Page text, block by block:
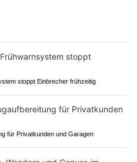
stoppt Einbrecher frühzeitig
für Privatkunden und Garagen